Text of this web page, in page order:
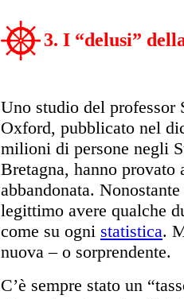
3. I “delusi”
Uno studio del professor
Oxford, pubblicato nel
milioni di persone negli
Bretagna, hanno provato
abbandonata.
legittimo avere qualche
come su ogni statistica.
nuova – o sorprendente.
C’è sempre stato un